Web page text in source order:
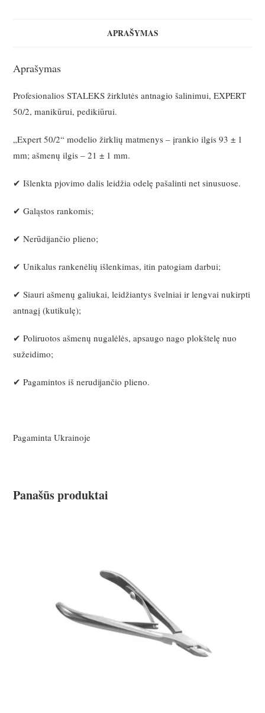
APRAŠYMAS
Aprašymas
Profesionalios STALEKS žirklutės antnagio šalinimui, EXPERT
50/2, manikūrui, pedikiūrui.
„Expert 50/2“ modelio žirklių matmenys – įrankio ilgis 93 ± 1
mm; ašmenų ilgis – 21 ± 1 mm.
✔ Išlenkta pjovimo dalis leidžia odelę pašalinti net sinusuose.
✔ Galąstos rankomis;
✔ Nerūdijančio plieno;
✔ Unikalus rankenėlių išlenkimas, itin patogiam darbui;
✔ Siauri ašmenų galiukai, leidžiantys švelniai ir lengvai nukirpti
antnagį (kutikulę);
✔ Poliruotos ašmenų nugalėlės, apsaugo nago plokštelę nuo
sužeidimo;
✔ Pagamintos iš nerudijančio plieno.
Pagaminta Ukrainoje
Panašūs produktai